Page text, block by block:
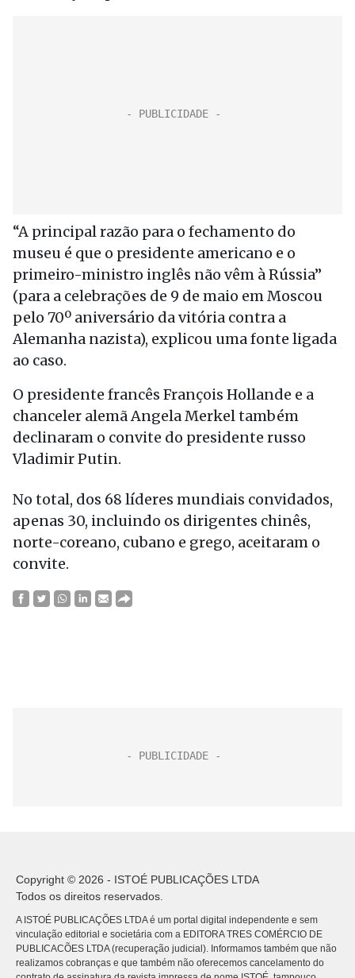
“A principal razão para o fechamento do
museu é que o presidente americano e o
primeiro-ministro inglês não vêm à Rússia”
(para a celebrações de 9 de maio em Moscou
pelo 70º aniversário da vitória contra a
Alemanha nazista), explicou uma fonte ligada
ao caso.
O presidente francês François Hollande e a
chanceler alemã Angela Merkel também
declinaram o convite do presidente russo
Vladimir Putin.
No total, dos 68 líderes mundiais convidados,
apenas 30, incluindo os dirigentes chinês,
norte-coreano, cubano e grego, aceitaram o
convite.
Copyright © 2026 - ISTOÉ PUBLICAÇÕES LTDA
Todos os direitos reservados.
A ISTOÉ PUBLICAÇÕES LTDA é um portal digital independente e sem
vinculação editorial e societária com a EDITORA TRES COMÉRCIO DE
PUBLICACÕES LTDA (recuperação judicial). Informamos também que não
realizamos cobranças e que também não oferecemos cancelamento do